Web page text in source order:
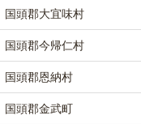
国頭郡大宜味村
国頭郡今帰仁村
国頭郡恩納村
国頭郡金武町